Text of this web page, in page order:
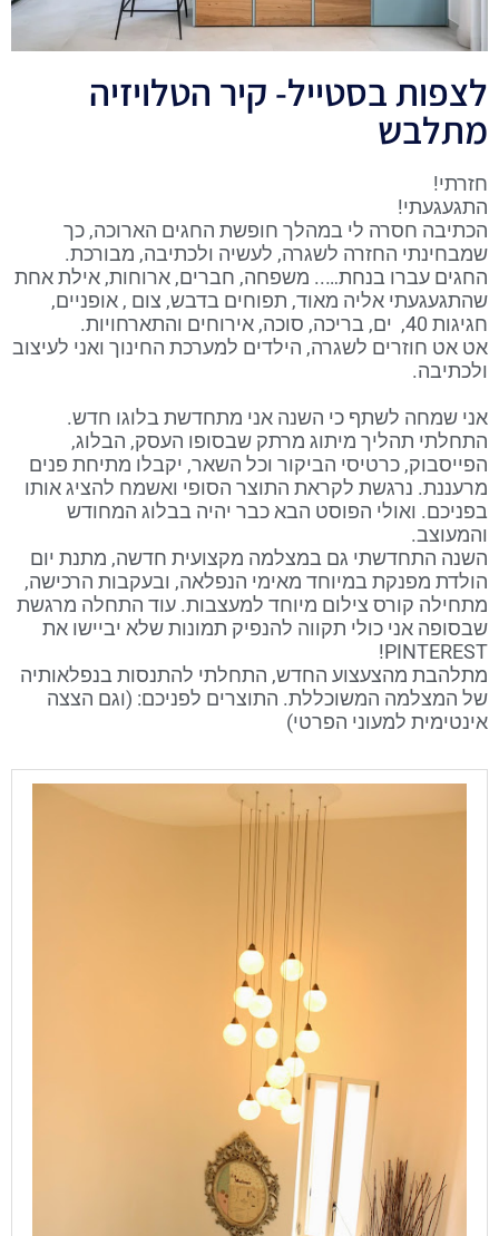
לצפות בסטייל- קיר הטלויזיה
מתלבש
חזרתי!
התגעגעתי!
הכתיבה חסרה לי במהלך חופשת החגים הארוכה, כך
שמבחינתי החזרה לשגרה, לעשיה ולכתיבה, מבורכת.
החגים עברו בנחת….. משפחה, חברים, ארוחות, אילת אחת
שהתגעגעתי אליה מאוד, תפוחים בדבש, צום , אופניים,
חגיגות 40, ים, בריכה, סוכה, אירוחים והתארחויות.
אט אט חוזרים לשגרה, הילדים למערכת החינוך ואני לעיצוב
ולכתיבה.
אני שמחה לשתף כי השנה אני מתחדשת בלוגו חדש.
התחלתי תהליך מיתוג מרתק שבסופו העסק, הבלוג,
הפייסבוק, כרטיסי הביקור וכל השאר, יקבלו מתיחת פנים
מרעננת. נרגשת לקראת התוצר הסופי ואשמח להציג אותו
בפניכם. ואולי הפוסט הבא כבר יהיה בבלוג המחודש
והמעוצב.
השנה התחדשתי גם במצלמה מקצועית חדשה, מתנת יום
הולדת מפנקת במיוחד מאימי הנפלאה, ובעקבות הרכישה,
מתחילה קורס צילום מיוחד למעצבות. עוד התחלה מרגשת
שבסופה אני כולי תקווה להנפיק תמונות שלא יביישו את
PINTEREST!
מתלהבת מהצעצוע החדש, התחלתי להתנסות בנפלאותיה
של המצלמה המשוכללת. התוצרים לפניכם: (וגם הצצה
אינטימית למעוני הפרטי)